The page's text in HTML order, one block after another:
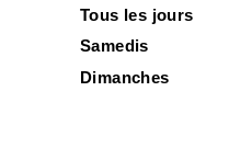
Tous les jours
Samedis
Dimanches